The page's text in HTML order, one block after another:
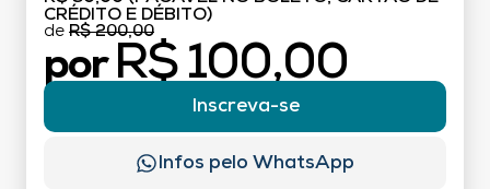
CRÉDITO E DÉBITO)
de R$ 200,00
por R$ 100,00
Inscreva-se
Infos pelo WhatsApp